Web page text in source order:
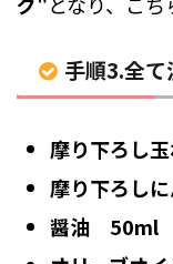
手順3.全
摩り下ろし
摩り下ろし
醤油 50ml